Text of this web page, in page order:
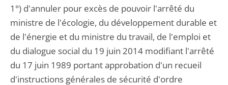
1°) d'annuler pour excès de pouvoir l'arrêté du
ministre de l'écologie, du développement durable et
de l'énergie et du ministre du travail, de l'emploi et
du dialogue social du 19 juin 2014 modifiant l'arrêté
du 17 juin 1989 portant approbation d'un recueil
d'instructions générales de sécurité d'ordre